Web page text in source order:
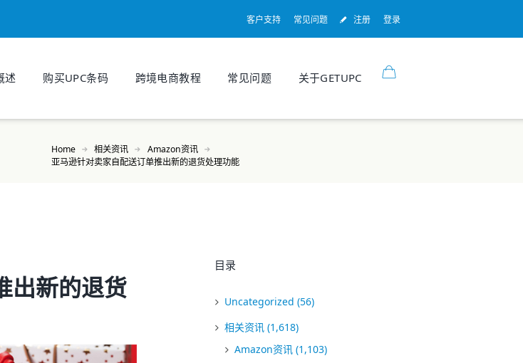
客户支持 常见问题 注册 登录
述 购买UPC条码 跨境电商教程 常见问题 关于GETUPC
Home 相关资讯
Amazon资讯
亚马逊针对卖家自配送订单推出新的退货处理功能
出新的退货
目录
Uncategorized (56)
相关资讯 (1,618)
Amazon资讯 (1,103)